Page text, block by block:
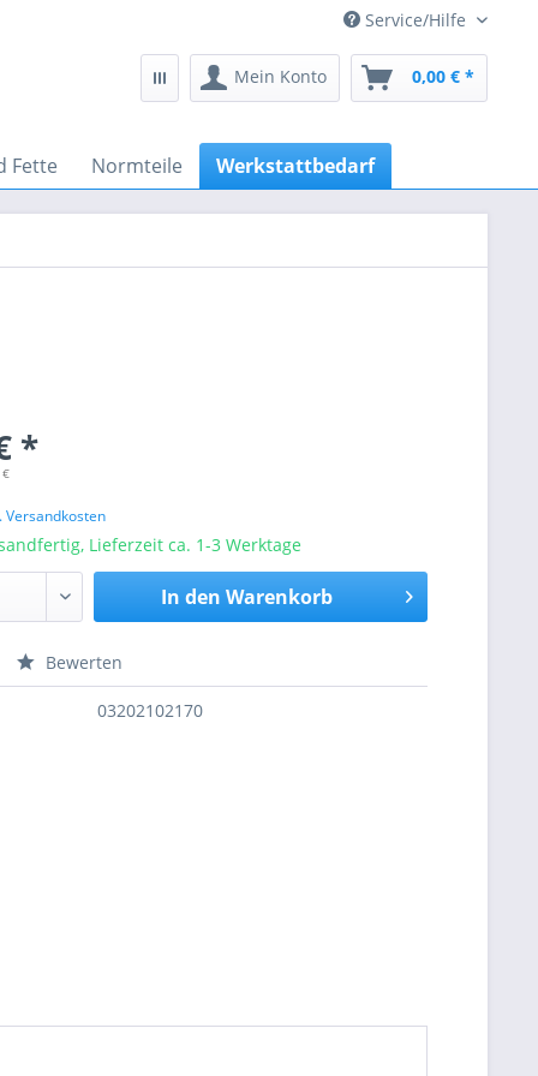
Service/Hilfe
Mein Konto 0,00 € *
Fette Normteile Werkstattbedarf
*
Versandkosten
Lieferzeit ca. 1-3 Werktage
In den Warenkorb
Bewerten
03202102170